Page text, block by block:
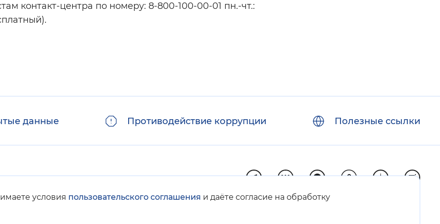
контакт-центра по номеру: 8-800-100-00-01 пн.-чт.:
условия пользовательского соглашения и даёте согласие на обработку
данные Противодействие коррупции Полезные ссылки